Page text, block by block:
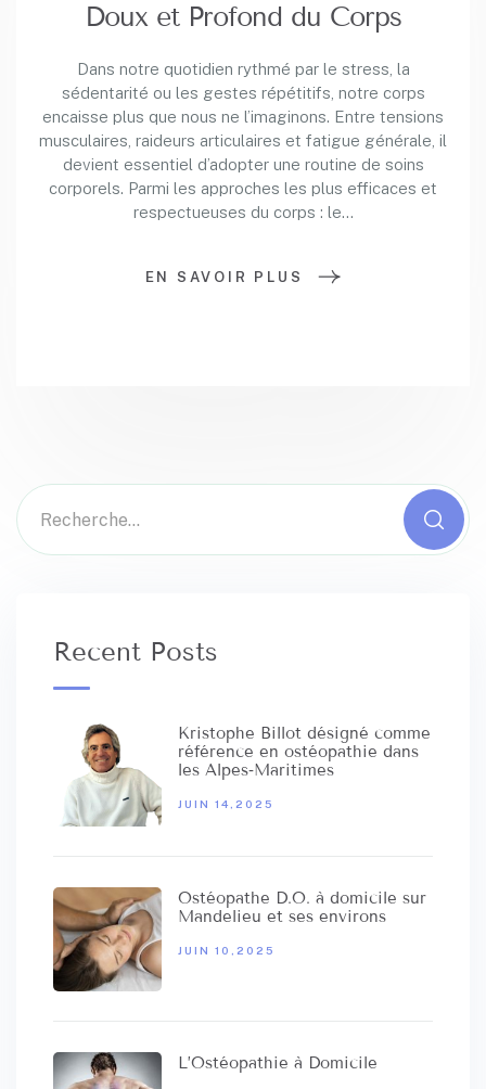
Doux et Profond du Corps
Dans notre quotidien rythmé par le stress, la
sédentarité ou les gestes répétitifs, notre corps
encaisse plus que nous ne l’imaginons. Entre tensions
musculaires, raideurs articulaires et fatigue générale, il
devient essentiel d’adopter une routine de soins
corporels. Parmi les approches les plus efficaces et
respectueuses du corps : le…
EN SAVOIR PLUS
Recent Posts
Kristophe Billot désigné comme
référence en ostéopathie dans
les Alpes‑Maritimes
JUIN 14,2025
Ostéopathe D.O. à domicile sur
Mandelieu et ses environs
JUIN 10,2025
L’Ostéopathie à Domicile